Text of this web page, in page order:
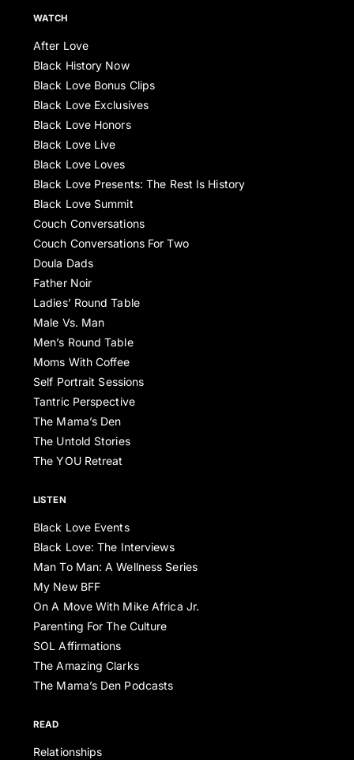
WATCH
After Love
Black History Now
Black Love Bonus Clips
Black Love Exclusives
Black Love Honors
Black Love Live
Black Love Loves
Black Love Presents: The Rest Is History
Black Love Summit
Couch Conversations
Couch Conversations For Two
Doula Dads
Father Noir
Ladies’ Round Table
Male Vs. Man
Men’s Round Table
Moms With Coffee
Self Portrait Sessions
Tantric Perspective
The Mama’s Den
The Untold Stories
The YOU Retreat
LISTEN
Black Love Events
Black Love: The Interviews
Man To Man: A Wellness Series
My New BFF
On A Move With Mike Africa Jr.
Parenting For The Culture
SOL Affirmations
The Amazing Clarks
The Mama’s Den Podcasts
READ
Relationships